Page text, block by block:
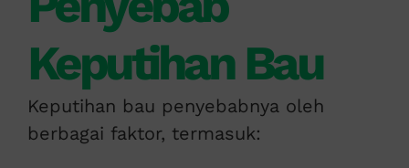
Keputihan Bau
Keputihan bau penyebabnya oleh
berbagai faktor, termasuk: